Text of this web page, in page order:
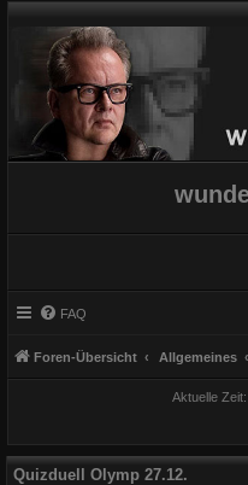
FAQ
Foren-Übersicht Allgemeines
Aktuelle
Quizduell Olymp 27.12.